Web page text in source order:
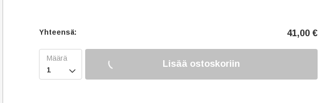
Yhteensä: 41,00 €

Lisää ostoskoriin